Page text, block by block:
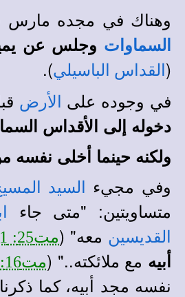
وهناك في مجده مارس
السماوات وجلس عن
( القداس الباسيلي).
في وجوده على
الأرض
دخوله إلى الأقداس
ولكنه حينما أخلى نفسه
وفي مجيء السيد
متساويتين: "متى جاء
القديسين معه" (مت25: 31
أبيه مع ملائكته.." (مت16: 27
نفسه مجد أبيه، كما